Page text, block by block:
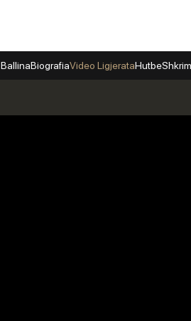
BallinaBiografiaVideo LigjerataHutbe